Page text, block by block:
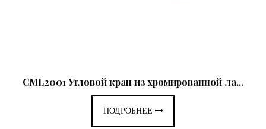
CML2001 Угловой кран из хромированной ла...
ПОДРОБНЕЕ